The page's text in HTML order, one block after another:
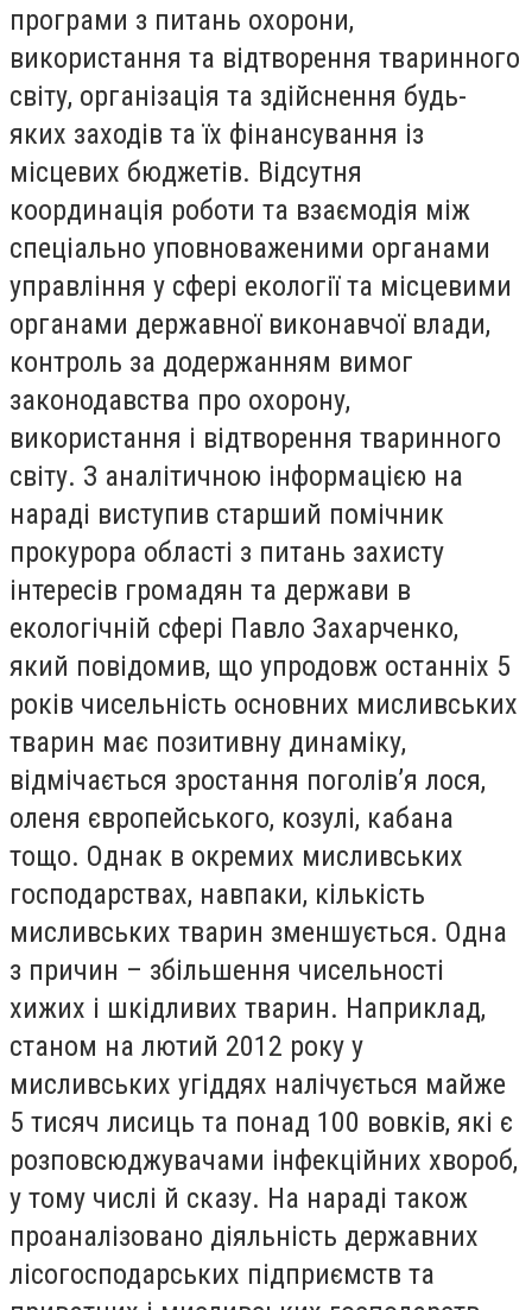
програми з питань охорони,
використання та відтворення тваринного
світу, організація та здійснення будь-
яких заходів та їх фінансування із
місцевих бюджетів. Відсутня
координація роботи та взаємодія між
спеціально уповноваженими органами
управління у сфері екології та місцевими
органами державної виконавчої влади,
контроль за додержанням вимог
законодавства про охорону,
використання і відтворення тваринного
світу. З аналітичною інформацією на
нараді виступив старший помічник
прокурора області з питань захисту
інтересів громадян та держави в
екологічній сфері Павло Захарченко,
який повідомив, що упродовж останніх 5
років чисельність основних мисливських
тварин має позитивну динаміку,
відмічається зростання поголів’я лося,
оленя європейського, козулі, кабана
тощо. Однак в окремих мисливських
господарствах, навпаки, кількість
мисливських тварин зменшується. Одна
з причин – збільшення чисельності
хижих і шкідливих тварин. Наприклад,
станом на лютий 2012 року у
мисливських угіддях налічується майже
5 тисяч лисиць та понад 100 вовків, які є
розповсюджувачами інфекційних хвороб,
у тому числі й сказу. На нараді також
проаналізовано діяльність державних
лісогосподарських підприємств та